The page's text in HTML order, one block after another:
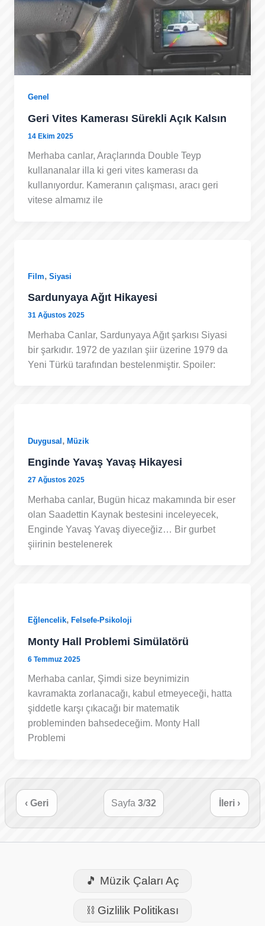
Genel
Geri Vites Kamerası Sürekli Açık Kalsın
14 Ekim 2025
Merhaba canlar, Araçlarında Double Teyp
kullananalar illa ki geri vites kamerası da
kullanıyordur. Kameranın çalışması, aracı geri
vitese almamız ile
Film,Siyasi
Sardunyaya Ağıt Hikayesi
31 Ağustos 2025
Merhaba Canlar, Sardunyaya Ağıt şarkısı Siyasi
bir şarkıdır. 1972 de yazılan şiir üzerine 1979 da
Yeni Türkü tarafından bestelenmiştir. Spoiler:
Duygusal,Müzik
Enginde Yavaş Yavaş Hikayesi
27 Ağustos 2025
Merhaba canlar, Bugün hicaz makamında bir eser
olan Saadettin Kaynak bestesini inceleyecek,
Enginde Yavaş Yavaş diyeceğiz… Bir gurbet
şiirinin bestelenerek
Eğlencelik,Felsefe-Psikoloji
Monty Hall Problemi Simülatörü
6 Temmuz 2025
Merhaba canlar, Şimdi size beynimizin
kavramakta zorlanacağı, kabul etmeyeceği, hatta
şiddetle karşı çıkacağı bir matematik
probleminden bahsedeceğim. Monty Hall
Problemi
‹ Geri Sayfa 3/32 İleri ›
🎵 Müzik Çaları Aç
⛓️ Gizlilik Politikası